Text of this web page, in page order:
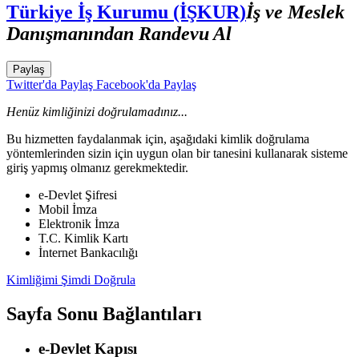
Türkiye İş Kurumu (İŞKUR)İş ve Meslek
Danışmanından Randevu Al
Paylaş
Twitter'da Paylaş Facebook'da Paylaş
Henüz kimliğinizi doğrulamadınız...
Bu hizmetten faydalanmak için, aşağıdaki kimlik doğrulama
yöntemlerinden sizin için uygun olan bir tanesini kullanarak sisteme
giriş yapmış olmanız gerekmektedir.
e-Devlet Şifresi
Mobil İmza
Elektronik İmza
T.C. Kimlik Kartı
İnternet Bankacılığı
Kimliğimi Şimdi Doğrula
Sayfa Sonu Bağlantıları
e-Devlet Kapısı